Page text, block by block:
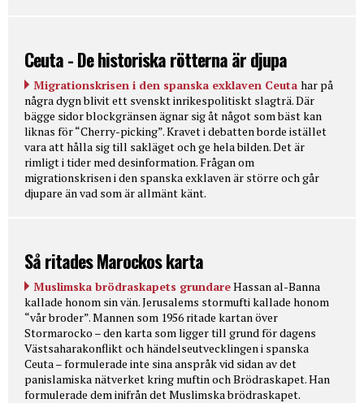
Ceuta - De historiska rötterna är djupa
Migrationskrisen i den spanska exklaven Ceuta har på
några dygn blivit ett svenskt inrikespolitiskt slagträ. Där
bägge sidor blockgränsen ägnar sig åt något som bäst kan
liknas för “Cherry-picking”. Kravet i debatten borde istället
vara att hålla sig till sakläget och ge hela bilden. Det är
rimligt i tider med desinformation. Frågan om
migrationskrisen i den spanska exklaven är större och går
djupare än vad som är allmänt känt.
Så ritades Marockos karta
Muslimska brödraskapets grundareHassan al-Banna
kallade honom sin vän. Jerusalems stormufti kallade honom
“vår broder”. Mannen som 1956 ritade kartan över
Stormarocko – den karta som ligger till grund för dagens
Västsaharakonflikt och händelseutvecklingen i spanska
Ceuta – formulerade inte sina anspråk vid sidan av det
panislamiska nätverket kring muftin och Brödraskapet. Han
formulerade dem inifrån det Muslimska brödraskapet.